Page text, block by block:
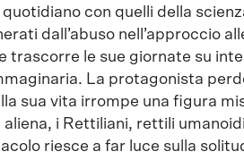
con quelli della
dall’abuso nell’approccio
trascorre le sue giornate su
La protagonista
sua vita irrompe una figura
aliena, i Rettiliani, rettili
riesce a far luce sulla